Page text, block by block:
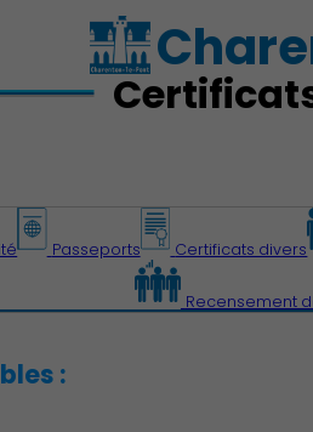
Passeports Certificats divers
Recensement
: